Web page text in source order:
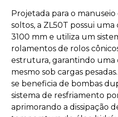
Projetada para o
soltos, a ZL50T possui
3100 mm e utiliza um
rolamentos de rolos
estrutura, garantindo uma
mesmo sob cargas
se beneficia de bombas
sistema de resfriamento
aprimorando a dissipação